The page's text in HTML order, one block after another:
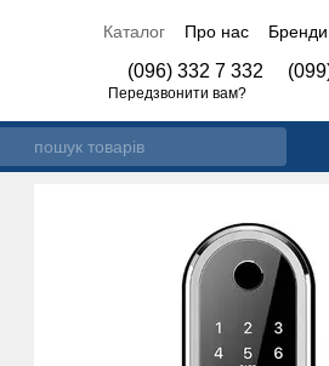
Каталог Про нас
Бренди
(096) 332 7 332
Передзвонити вам?